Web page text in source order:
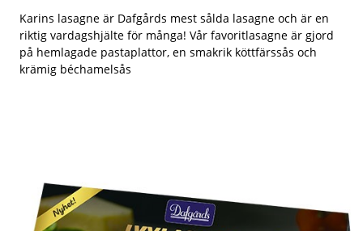
Karins lasagne är Dafgårds mest sålda lasagne och är en
riktig vardagshjälte för många! Vår favoritlasagne är gjord
på hemlagade pastaplattor, en smakrik köttfärssås och
krämig béchamelsås